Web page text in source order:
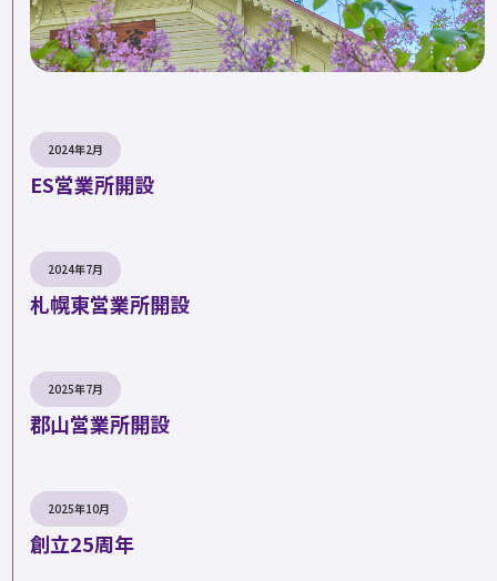
2024年2月
ES営業所開設
2024年7月
札幌東営業所開設
2025年7月
郡山営業所開設
2025年10月
創立25周年